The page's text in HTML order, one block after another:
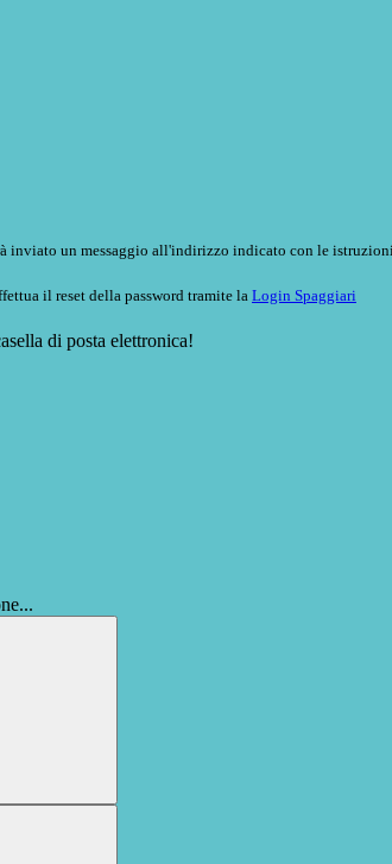
inviato un messaggio all'indirizzo indicato con le istruzioni
il reset della password tramite la Login Spaggiari
di posta elettronica!